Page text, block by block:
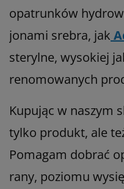
opatrunków
jonami srebra, jak
sterylne, wysokiej
renomowanych
Kupując w naszym
tylko produkt, ale
Pomagam dobrać
rany, poziomu